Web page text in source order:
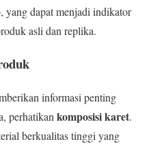
yang dapat menjadi indikator
asli dan replika.
informasi penting
perhatikan komposisi karet.
berkualitas tinggi yang